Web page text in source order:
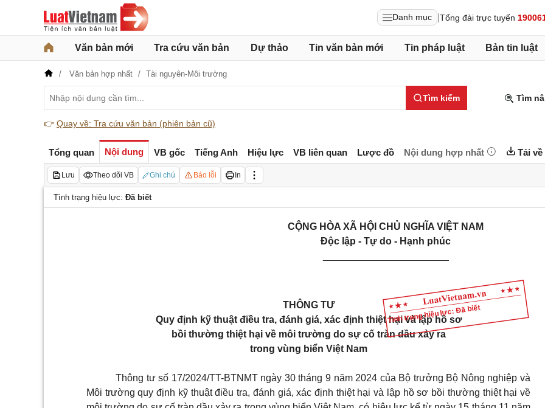
Danh mục Tổng đài trực tuyến
Văn bản mới Tra cứu văn bản Dự thảo Tin văn bản mới Tin pháp luật Bản tin luật
Văn bản hợp nhất Tài nguyên-Môi trường
Tìm kiếm Tìm
👉 Quay về: Tra cứu văn bản (phiên bản cũ)
Tổng quan Nội dung VB gốc Tiếng Anh Hiệu lực VB liên quan Lược đồ Nội dung hợp nhất Tải về
Lưu Theo dõi VB Ghi chú Báo lỗi In
Tình trạng hiệu lực: Đã biết
Tình trạng hiệu lực: Đã biết
CỘNG HÒA XÃ HỘI CHỦ NGHĨA VIỆT NAM
Độc lập - Tự do - Hạnh phúc
THÔNG TƯ
Quy định kỹ thuật điều tra, đánh giá, xác định thiệt hại và lập hồ sơ
bồi thường thiệt hại về môi trường do sự cố tràn dầu xảy ra
trong vùng biển Việt Nam
Thông tư số 17/2024/TT-BTNMT ngày 30 tháng 9 năm 2024 của Bộ trưởng Bộ Nông nghiệp và
Môi trường quy định kỹ thuật điều tra, đánh giá, xác định thiệt hại và lập hồ sơ bồi thường thiệt hại về